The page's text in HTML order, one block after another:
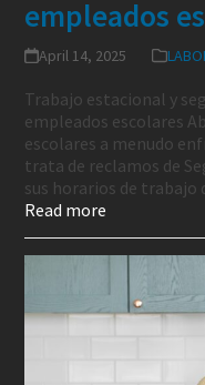
empleados
April 14, 2025
Trabajo estacional y
empleados escolares
escolares a menudo
trata de reclamos de
sus horarios de
Read more